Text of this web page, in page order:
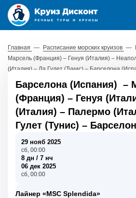
Главная — Расписание морских круизов —
Марсель (Франция) – Генуя (Италия) –
(Италия) – Ла Гулет (Тунис) – Барселона
Барселона (Испания) –
(Франция) – Генуя
(Италия) – Палермо
Гулет (Тунис) –
29 нояб 2025
сб, 00:00
8 дн / 7 нч
06 дек 2025
сб, 00:00
Лайнер «MSC Splendida»